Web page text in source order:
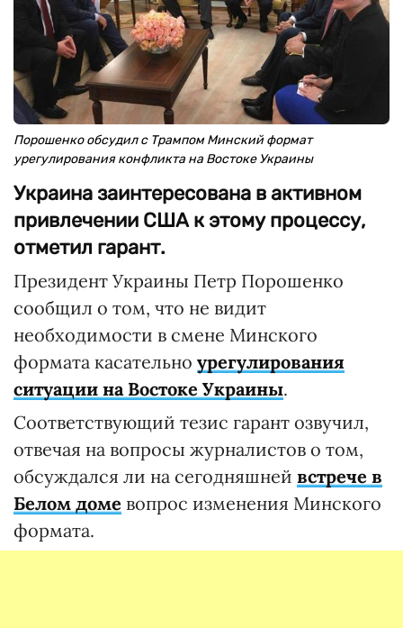
Порошенко обсудил с Трампом Минский формат
урегулирования конфликта на Востоке Украины
Украина заинтересована в активном
привлечении США к этому процессу,
отметил гарант.
Президент Украины Петр Порошенко
сообщил о том, что не видит
необходимости в смене Минского
формата касательно урегулирования
ситуации на Востоке Украины.
Соответствующий тезис гарант озвучил,
отвечая на вопросы журналистов о том,
обсуждался ли на сегодняшней встрече в
Белом доме вопрос изменения Минского
формата.